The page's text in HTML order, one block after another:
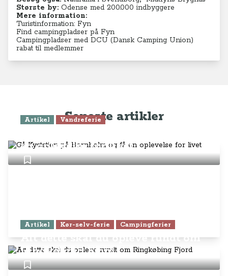
Største by: Odense med 200.000 indbyggere
Mere information:
Turistinformation: Fyn
Find campingpladser på Fyn
Campingpladser med DCU (Dansk Camping Union)
rabat til medlemmer
Seneste artikler
Artikel Vandreferie
en oplevelse for livet
Artikel Kør-selv-ferie Campingferier
Alt dette skal du opleve rundt om
Ringkøbing Fjord